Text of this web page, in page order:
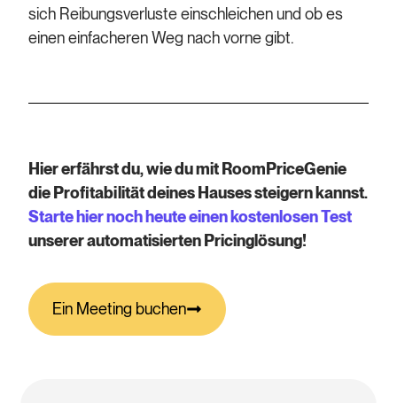
sich Reibungsverluste einschleichen und ob es
einen einfacheren Weg nach vorne gibt.
Hier erfährst du, wie du mit RoomPriceGenie
die Profitabilität deines Hauses steigern kannst.
Starte hier noch heute einen kostenlosen Test
unserer automatisierten Pricinglösung!
Ein Meeting buchen